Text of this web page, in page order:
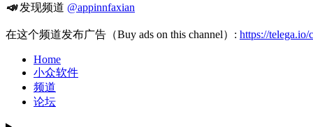
📣发现频道 @appinnfaxian
在这个频道发布广告（Buy ads on this channel）: https://telega.io/
Home
小众软件
频道
论坛